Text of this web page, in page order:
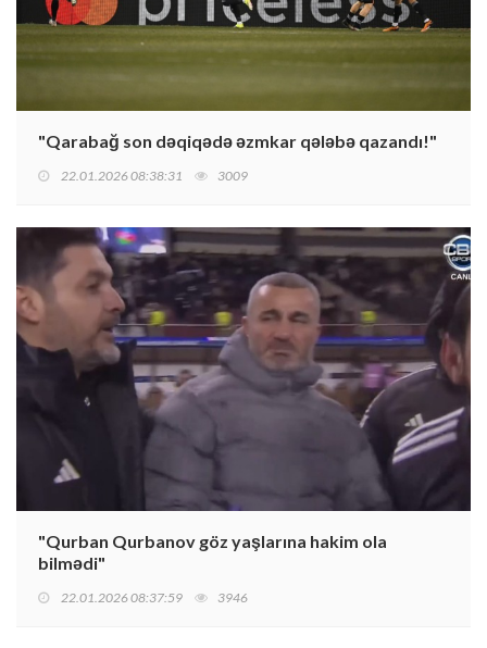
"Qarabağ son dəqiqədə əzmkar qələbə qazandı!"
22.01.2026 08:38:31 3009
"Qurban Qurbanov göz yaşlarına hakim ola
bilmədi"
22.01.2026 08:37:59 3946